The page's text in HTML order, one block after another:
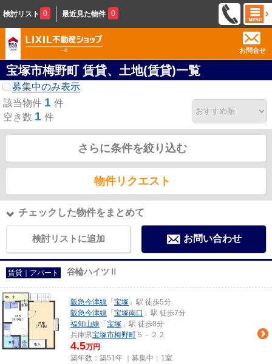
検討リスト 0 最近見た物件 0
お問合せ
宝塚市梅野町 賃貸、土地(賃貸)一覧
募集中のみ表示
該当物件 1 件
空き数 1 件
さらに条件を絞り込む
物件リクエスト
チェックした物件をまとめて
検討リストに追加 お問い合わせ
賃貸｜アパート 谷輪ハイツⅡ
阪急今津線 「 宝塚 」駅 徒歩5分
阪急今津線 「 宝塚南口 」駅 徒歩7分
福知山線 「 宝塚 」駅 徒歩8分
兵庫県宝塚市梅野町 ５－２２
4.5万円
築年数：築51年 ｜募集中： 1室